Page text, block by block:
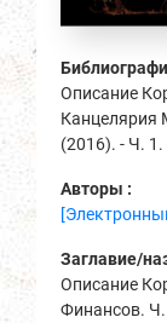
Описание
Канцелярия
(2016). - Ч. 1.
Авторы :
Заглавие/
Описание
Финансов. Ч.